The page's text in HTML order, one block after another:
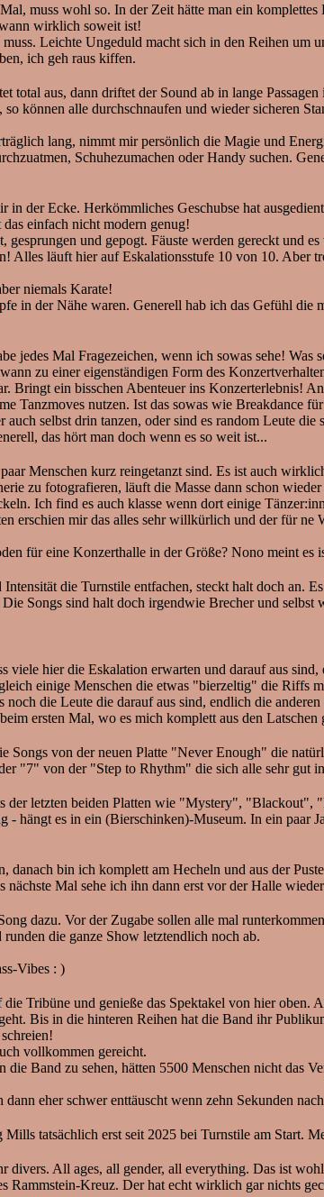
muss wohl so. In der Zeit hätte man ein
wirklich soweit ist!
Leichte Ungeduld macht sich in den Reihen um
ich geh raus kiffen.
total aus, dann driftet der Sound ab in lange
können alle durchschnaufen und wieder sicheren
lang, nimmt mir persönlich die Magie und
Schuhezumachen oder Handy suchen.
der Ecke. Herkömmliches Geschubse hat
einfach nicht modern genug!
und gepogt. Fäuste werden gereckt und
Alles läuft hier auf Eskalationsstufe 10 von 10. Aber
niemals Karate!
in der Nähe waren. Generell hab ich das Gefühl die
jedes Mal Fragezeichen, wenn ich sowas sehe! Was
zu einer eigenständigen Form des
Bringt ein bisschen Abenteuer ins Konzerterlebnis!
Tanzmoves nutzen. Ist das sowas wie Breakdance
selbst drin tanzen, oder sind es random Leute
das hört man doch wenn es so weit ist...
Menschen kurz reingetanzt sind. Es ist auch
zu fotografieren, läuft die Masse dann schon
Ich find es auch klasse wenn dort einige
erschien mir das alles sehr willkürlich und der für
für eine Konzerthalle in der Größe? Nono meint
die Turnstile entfachen, steckt halt doch an.
Songs sind halt doch irgendwie Brecher und
viele hier die Eskalation erwarten und darauf aus
einige Menschen die etwas "bierzeltig" die
die Leute die darauf aus sind, endlich die
ersten Mal, wo es mich komplett aus den Latschen
Songs von der neuen Platte "Never Enough" die
"7" von der "Step to Rhythm" die sich alle sehr gut
der letzten beiden Platten wie "Mystery",
hängt es in ein (Bierschinken)-Museum. In ein paar
danach bin ich komplett am Hecheln und aus der
Mal sehe ich ihn dann erst vor der Halle
dazu. Vor der Zugabe sollen alle mal
die ganze Show letztendlich noch ab.
Vibes : )
Tribüne und genieße das Spektakel von hier
Bis in die hinteren Reihen hat die Band ihr
vollkommen gereicht.
Band zu sehen, hätten 5500 Menschen nicht das
eher schwer enttäuscht wenn zehn Sekunden
tatsächlich erst seit 2025 bei Turnstile am Start.
divers. All ages, all gender, all everything. Das ist
Rammstein-Kreuz. Der hat echt wirklich gar nichts